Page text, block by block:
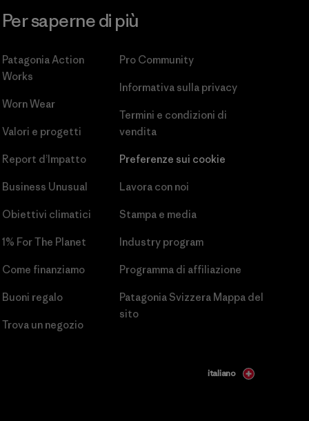
Per saperne di più
Patagonia Action
Works
Worn Wear
Valori e progetti
Report d’Impatto
Business Unusual
Obiettivi climatici
1% For The Planet
Come finanziamo
Buoni regalo
Trova un negozio
Pro Community
Informativa sulla privacy
Termini e condizioni di
vendita
Preferenze sui cookie
Lavora con noi
Stampa e media
Industry program
Programma di affiliazione
Patagonia Svizzera Mappa del
sito
italiano